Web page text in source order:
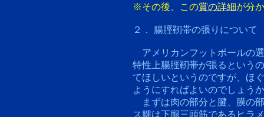
※その後、この賞の詳細が分
２． 腸脛靭帯の張りについて
アメリカンフットボールの
特性上腸脛靭帯が張るという
てほしいというのですが、ほ
ようにすればよいのでしょう
まずは肉の部分と腱、膜の
ス腱は下腿三頭筋であるヒラ